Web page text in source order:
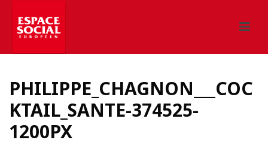
PHILIPPE_CHAGNON___COC
KTAIL_SANTE-374525-
1200PX